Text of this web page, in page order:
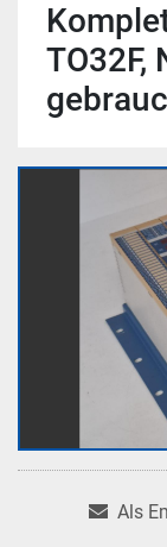
TO32F,
Als